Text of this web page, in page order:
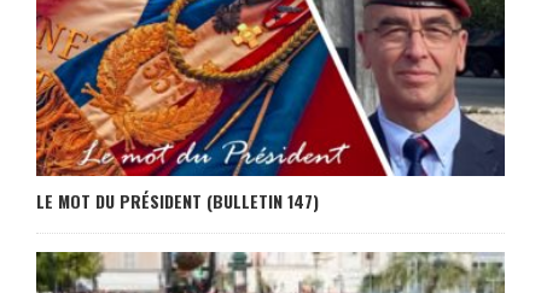
LE MOT DU PRÉSIDENT (BULLETIN 147)